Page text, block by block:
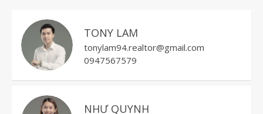
TONY LAM
tonylam94.realtor@gmail.com
0947567579
NHƯ QUYNH